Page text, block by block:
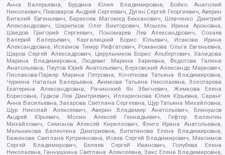
Анна Валерьевна, Бурдина Юлия Владимировна, Бойко Анатолий
Николаевич, Пивоваров Андрей Сергеевич, Дугин Сергей Георгиевич, Аверин
Виталий Евгеньевич, Барахоев Магомед Бекханович, Шевченко Дмитрий
Александрович, Шарипков Олег Викторович, Мошель Ирина Ароновна,
Шведов Григорий Сергеевич, Пономарев Лев Александрович, Созаев
Валерий Валерьевич, Каргалицкий Борис Юльевич, Исакова Ирина
Александровна, Исламов Тимур Рифгатович, Романова Ольга Евгеньевна,
Щаров Сергей Алексадрович, Цирульников Борис Альбертович, Халидова
Марина Владимировна, Людевиг Марина Зариевна, Федотова Галина
Анатольевна, Паутов Юрий Анатольевич, Верховский Александр Маркович,
Пислакова-Паркер Марина Петровна, Кочеткова Татьяна Владимировна,
Чуркина Наталья Валерьевна, Акимова Татьяна Николаевна, Золотарева
Екатерина Александровна, Рачинский Ян Збигневич, Жемкова Елена
Борисовна, Гудков Лев Дмитриевич, Илларионова Юлия Юрьевна, Саранг
Анна Васильевна, Захарова Светлана Сергеевна, Щур Татьяна Михайловна,
Щур Николай Алексеевич, Аверин Владимир Анатольевич, Блинушов
Андрей Юрьевич, Мосин Алексей Геннадьевич, Гефтер Валентин
Михайлович, Симонов Алексей Кириллович, Флиге Ирина Анатольевна,
Мельникова Валентина Дмитриевна, Вититинова Елена Владимировна,
Баженова Светлана Куприяновна, Исаев Сергей Владимирович, Максимов
Сергей Владимирович, Беляев Сергей Иванович, Голубева Елена
Николаевна, Ганнушкина Светлана Алексеевна, Закс Елена Владимировна,